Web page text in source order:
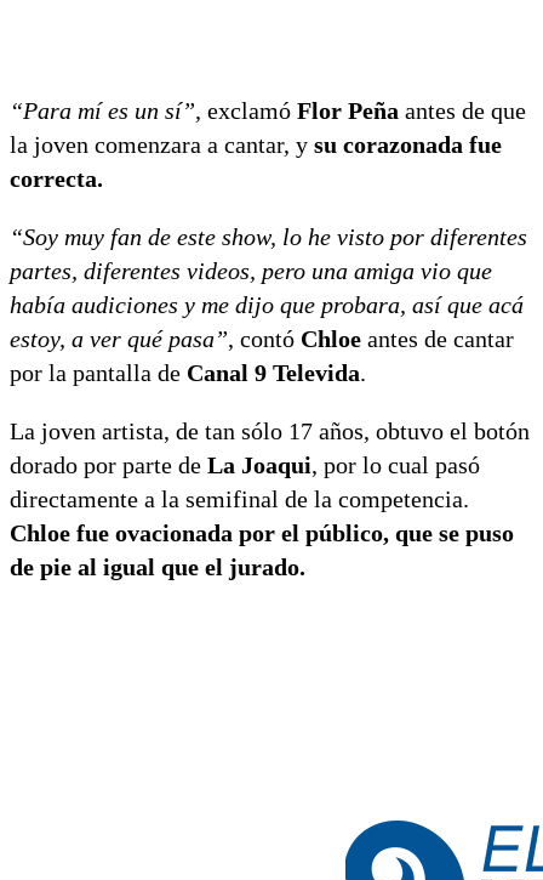
“Para mí es un sí”, exclamó Flor Peña antes de que
la joven comenzara a cantar, y su corazonada fue
correcta.
“Soy muy fan de este show, lo he visto por diferentes
partes, diferentes videos, pero una amiga vio que
había audiciones y me dijo que probara, así que acá
estoy, a ver qué pasa”, contó Chloe antes de cantar
por la pantalla de Canal 9 Televida.
La joven artista, de tan sólo 17 años, obtuvo el botón
dorado por parte de La Joaqui, por lo cual pasó
directamente a la semifinal de la competencia.
Chloe fue ovacionada por el público, que se puso
de pie al igual que el jurado.